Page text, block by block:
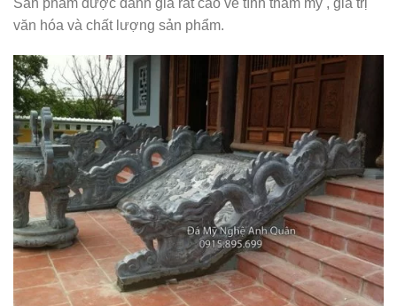
Sản phẩm được đánh giá rất cao về tính thẩm mỹ , giá trị
văn hóa và chất lượng sản phẩm.